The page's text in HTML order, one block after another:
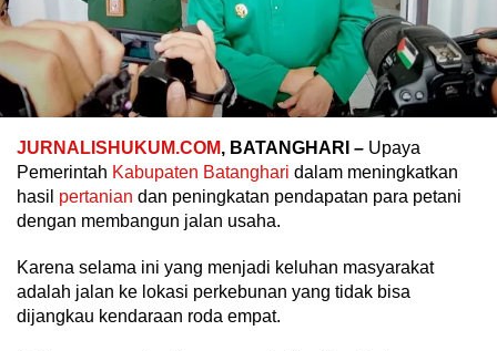
JURNALISHUKUM.COM, BATANGHARI – Upaya
Pemerintah Kabupaten Batanghari dalam meningkatkan
hasil pertanian dan peningkatan pendapatan para petani
dengan membangun jalan usaha.
Karena selama ini yang menjadi keluhan masyarakat
adalah jalan ke lokasi perkebunan yang tidak bisa
dijangkau kendaraan roda empat.